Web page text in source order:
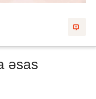
əsas